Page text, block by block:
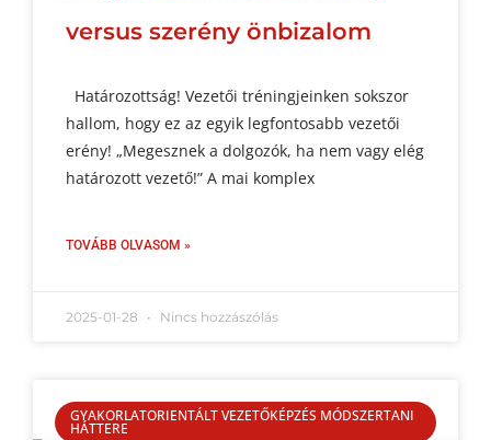
versus szerény önbizalom
Határozottság! Vezetői tréningjeinken sokszor
hallom, hogy ez az egyik legfontosabb vezetői
erény! „Megesznek a dolgozók, ha nem vagy elég
határozott vezető!” A mai komplex
TOVÁBB OLVASOM »
2025-01-28 Nincs hozzászólás
GYAKORLATORIENTÁLT VEZETŐKÉPZÉS MÓDSZERTANI
HÁTTERE